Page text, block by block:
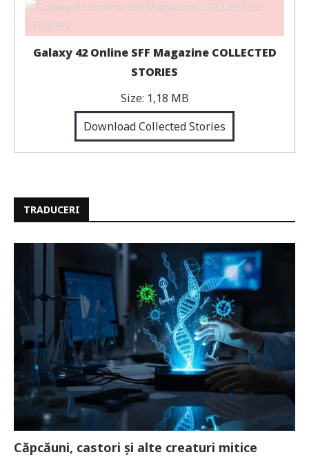
Galaxy 42 Online SFF Magazine COLLECTED
STORIES
Size: 1,18 MB
Download Collected Stories
TRADUCERI
Căpcăuni, castori și alte creaturi mitice